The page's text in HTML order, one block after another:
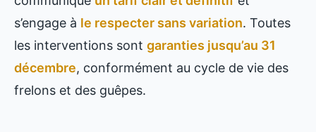
s’engage à le respecter sans variation. Toutes
les interventions sont garanties jusqu’au 31
décembre, conformément au cycle de vie des
frelons et des guêpes.